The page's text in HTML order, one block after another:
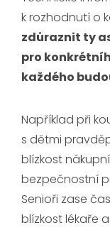
k rozhodnutí o
zdůraznit ty
pro
každého
Například při
s dětmi
blízkost
bezpečnostní
Senioři zase
blízkost lékaře